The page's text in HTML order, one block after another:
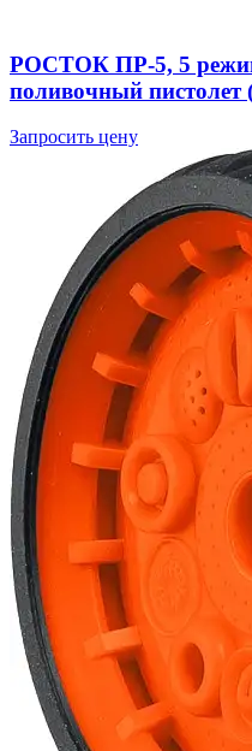
РОСТОК ПР-5, 5
поливочный пистолет
Запросить цену